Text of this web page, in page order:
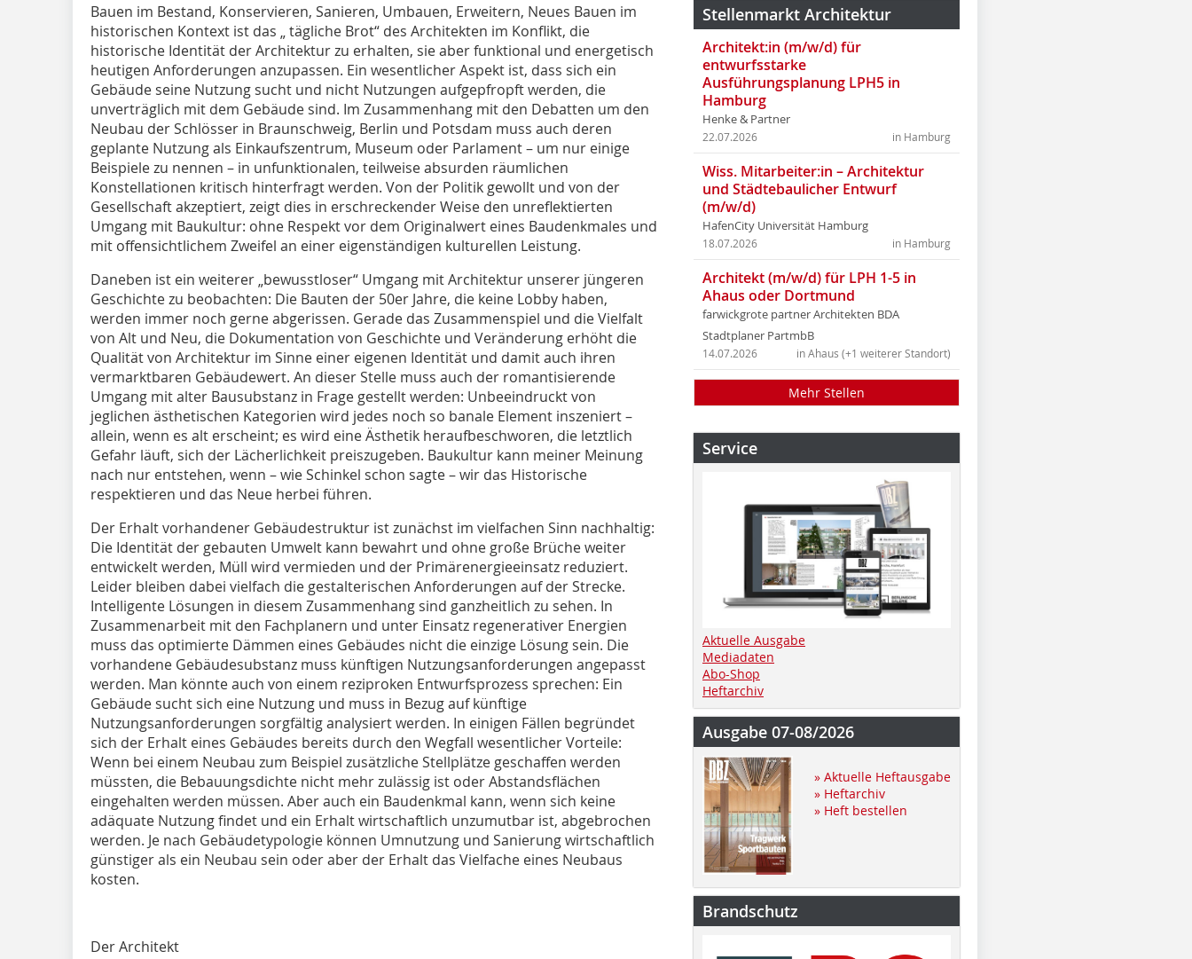
Bauen im Bestand, Konservieren, Sanieren, Umbauen, Erweitern, Neues Bauen im
historischen Kontext ist das „ tägliche Brot“ des Architekten im Konflikt, die
historische Identität der Architektur zu erhalten, sie aber funktional und energetisch
heutigen Anforderungen anzupassen. Ein wesentlicher Aspekt ist, dass sich ein
Gebäude seine Nutzung sucht und nicht Nutzungen aufgepfropft werden, die
unverträglich mit dem Gebäude sind. Im Zusammenhang mit den Debatten um den
Neubau der Schlösser in Braunschweig, Berlin und Potsdam muss auch deren
geplante Nutzung als Einkaufszentrum, Museum oder Parlament – um nur einige
Beispiele zu nennen – in unfunktionalen, teilweise absurden räumlichen
Konstellationen kritisch hinterfragt werden. Von der Politik gewollt und von der
Gesellschaft akzeptiert, zeigt dies in erschreckender Weise den unreflektierten
Umgang mit Baukultur: ohne Respekt vor dem Originalwert eines Baudenkmales und
mit offensichtlichem Zweifel an einer eigenständigen kulturellen Leistung.
Daneben ist ein weiterer „bewusstloser“ Umgang mit Architektur unserer jüngeren
Geschichte zu beobachten: Die Bauten der 50er Jahre, die keine Lobby haben,
werden immer noch gerne abgerissen. Gerade das Zusammenspiel und die Vielfalt
von Alt und Neu, die Dokumentation von Geschichte und Veränderung erhöht die
Qualität von Architektur im Sinne einer eigenen Identität und damit auch ihren
vermarktbaren Gebäudewert. An dieser Stelle muss auch der romantisierende
Umgang mit alter Bausubstanz in Frage gestellt werden: Unbeeindruckt von
jeglichen ästhetischen Kategorien wird jedes noch so banale Element inszeniert –
allein, wenn es alt erscheint; es wird eine Ästhetik heraufbeschworen, die letztlich
Gefahr läuft, sich der Lächerlichkeit preiszugeben. Baukultur kann meiner Meinung
nach nur entstehen, wenn – wie Schinkel schon sagte – wir das Historische
respektieren und das Neue herbei führen.
Der Erhalt vorhandener Gebäudestruktur ist zunächst im vielfachen Sinn nachhaltig:
Die Identität der gebauten Umwelt kann bewahrt und ohne große Brüche weiter
entwickelt werden, Müll wird vermieden und der Primärenergieeinsatz reduziert.
Leider bleiben dabei vielfach die gestalterischen Anforderungen auf der Strecke.
Intelligente Lösungen in diesem Zusammenhang sind ganzheitlich zu sehen. In
Zusammenarbeit mit den Fachplanern und unter Einsatz regenerativer Energien
muss das optimierte Dämmen eines Gebäudes nicht die einzige Lösung sein. Die
vorhandene Gebäudesubstanz muss künftigen Nutzungsanforderungen angepasst
werden. Man könnte auch von einem reziproken Entwurfsprozess sprechen: Ein
Gebäude sucht sich eine Nutzung und muss in Bezug auf künftige
Nutzungsanforderungen sorgfältig analysiert werden. In einigen Fällen begründet
sich der Erhalt eines Gebäudes bereits durch den Wegfall wesentlicher Vorteile:
Wenn bei einem Neubau zum Beispiel zusätzliche Stell­plätze geschaffen werden
müssten, die Bebauungsdichte nicht mehr zulässig ist oder Abstandsflächen
eingehalten werden müssen. Aber auch ein Baudenkmal kann, wenn sich keine
adäquate Nutzung findet und ein Erhalt wirtschaftlich unzumutbar ist, abgebrochen
werden. Je nach Gebäudetypologie können Umnutzung und Sanierung wirtschaftlich
günstiger als ein Neubau sein oder aber der Erhalt das Vielfache eines Neubaus
kosten.
Der Architekt
Stellenmarkt Architektur
Architekt:in (m/w/d) für
entwurfsstarke
Ausführungsplanung LPH5 in
Hamburg
Henke & Partner
in Hamburg
22.07.2026
Wiss. Mitarbeiter:in – Architektur
und Städtebaulicher Entwurf
(m/w/d)
HafenCity Universität Hamburg
in Hamburg
18.07.2026
Architekt (m/w/d) für LPH 1-5 in
Ahaus oder Dortmund
farwickgrote partner Architekten BDA
Stadtplaner PartmbB
in Ahaus (+1 weiterer Standort)
14.07.2026
Mehr Stellen
Service
Aktuelle Ausgabe
Mediadaten
Abo-Shop
Heftarchiv
Ausgabe 07-08/2026
» Aktuelle Heftausgabe
» Heftarchiv
» Heft bestellen
Brandschutz